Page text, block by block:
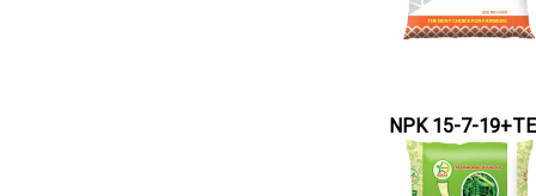
NPK 15-7-19+TE